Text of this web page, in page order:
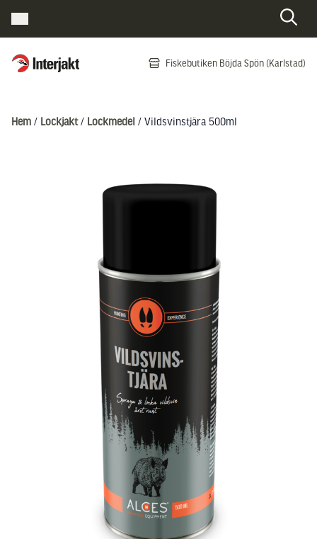
Interjakt SE Fiskebutiken Böjda Spön (Karlstad)
Hem / Lockjakt/ Lockmedel / Vildsvinstjära 500ml